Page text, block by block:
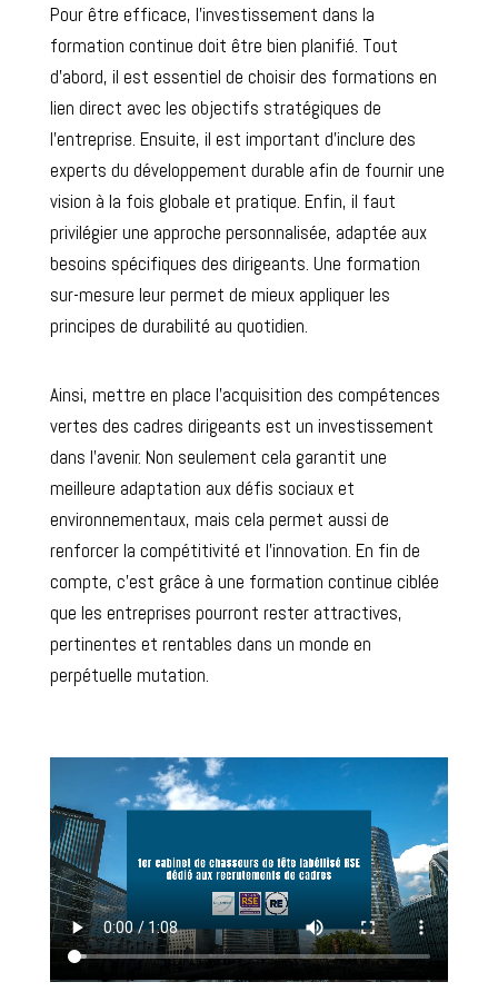
Pour être efficace, l’investissement dans la
formation continue doit être bien planifié. Tout
d’abord, il est essentiel de choisir des formations en
lien direct avec les objectifs stratégiques de
l’entreprise. Ensuite, il est important d’inclure des
experts du développement durable afin de fournir une
vision à la fois globale et pratique. Enfin, il faut
privilégier une approche personnalisée, adaptée aux
besoins spécifiques des dirigeants. Une formation
sur-mesure leur permet de mieux appliquer les
principes de durabilité au quotidien.
Ainsi, mettre en place l’acquisition des compétences
vertes des cadres dirigeants est un investissement
dans l’avenir. Non seulement cela garantit une
meilleure adaptation aux défis sociaux et
environnementaux, mais cela permet aussi de
renforcer la compétitivité et l’innovation. En fin de
compte, c’est grâce à une formation continue ciblée
que les entreprises pourront rester attractives,
pertinentes et rentables dans un monde en
perpétuelle mutation.